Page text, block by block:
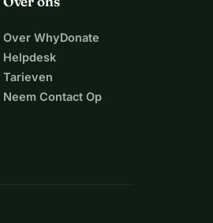
Over WhyDonate
Helpdesk
Tarieven
Neem Contact Op